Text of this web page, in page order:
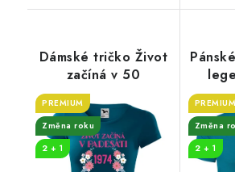
Dámské tričko Život
začíná v 50
PREMIUM
Změna roku
2 + 1
PREMIUM
Změna
2 + 1